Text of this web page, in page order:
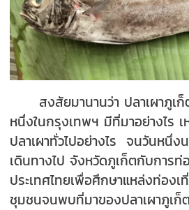
สงสัยมานานว่า ปลาเผาภูเ
หนึ่งในกรุงเทพฯ มีที่มาอย่างไร
ปลาเผาทั่วไปอย่างไร จนวันหนึ่ง
เดินทางไป จังหวัดภูเก็ตกับการท่
ประเทศไทยเพื่อศึกษาแหล่งท่องเ
ชุมชนจนพบที่มาของปลาเผาภูเก็